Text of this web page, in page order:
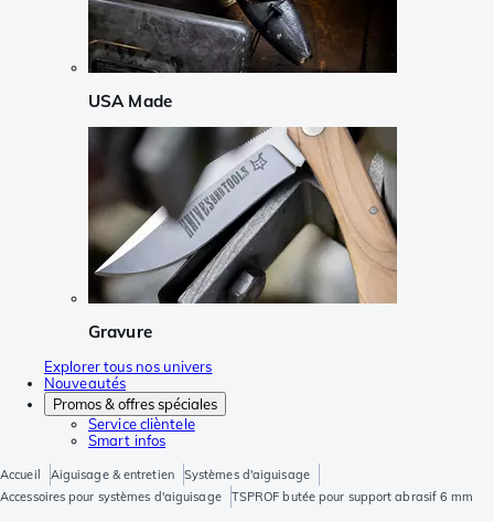
USA Made
Gravure
Explorer tous nos univers
Nouveautés
Promos & offres spéciales
Service clièntele
Smart infos
Accueil Aiguisage & entretien
Systèmes d'aiguisage
Accessoires pour systèmes d'aiguisage
TSPROF butée pour support abrasif 6 mm